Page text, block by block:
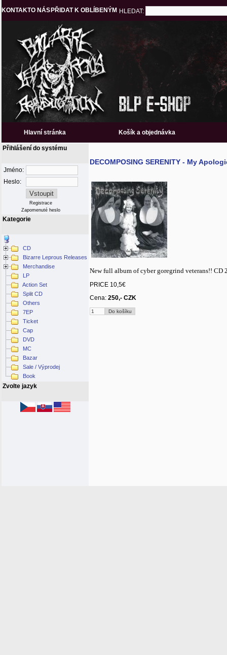
KONTAKTO NÁS PŘIDAT K OBLÍBENÝM HLEDAT:
Hlavní stránka Košík a objednávka
Přihlášení do systému
Jméno:
Heslo:
Registrace
Zapomenuté heslo
Kategorie
CD
Bizarre Leprous Releases
Merchandise
LP
Action Set
Split CD
Others
7EP
Ticket
Cap
DVD
MC
Bazar
Sale / Výprodej
Book
Zvolte jazyk
DECOMPOSING SERENITY - My
New full album of cyber goregrind veterans!! CD
PRICE 10,5€
Cena: 250,- CZK